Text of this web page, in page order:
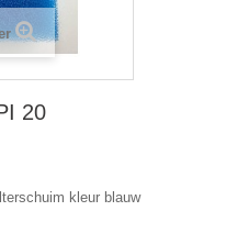
20
kleur blauw